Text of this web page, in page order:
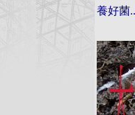
養好菌